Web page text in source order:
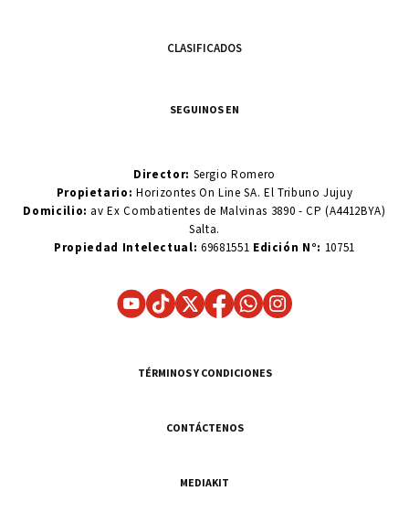
CLASIFICADOS
SEGUINOS EN
Director: Sergio Romero
Propietario:Horizontes On Line SA. El Tribuno Jujuy
Domicilio: av Ex Combatientes de Malvinas 3890 - CP (A4412BYA)
Salta.
Propiedad Intelectual: 69681551 Edición N°: 10751
TÉRMINOS Y CONDICIONES
CONTÁCTENOS
MEDIAKIT